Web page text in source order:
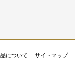
について サイトマップ